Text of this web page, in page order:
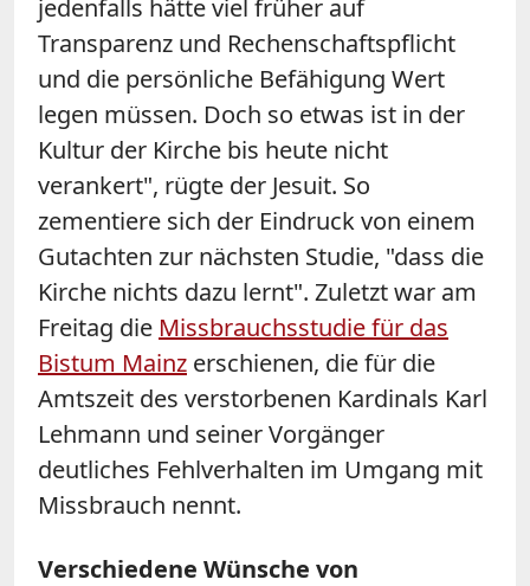
jedenfalls hätte viel früher auf
Transparenz und Rechenschaftspflicht
und die persönliche Befähigung Wert
legen müssen. Doch so etwas ist in der
Kultur der Kirche bis heute nicht
verankert", rügte der Jesuit. So
zementiere sich der Eindruck von einem
Gutachten zur nächsten Studie, "dass die
Kirche nichts dazu lernt". Zuletzt war am
Freitag die Missbrauchsstudie für das
Bistum Mainz erschienen, die für die
Amtszeit des verstorbenen Kardinals Karl
Lehmann und seiner Vorgänger
deutliches Fehlverhalten im Umgang mit
Missbrauch nennt.
Verschiedene Wünsche von